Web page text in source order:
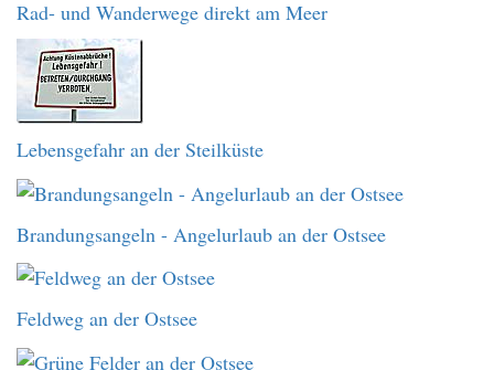
Rad- und Wanderwege direkt am Meer
Lebensgefahr an der Steilküste
Brandungsangeln - Angelurlaub an der Ostsee
Feldweg an der Ostsee